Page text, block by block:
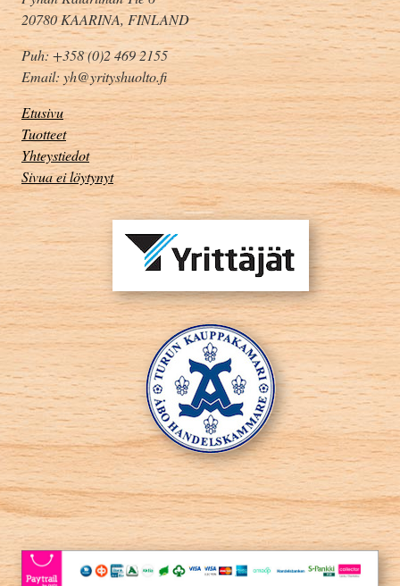
20780 KAARINA, FINLAND
Puh: +358 (0)2 469 2155
Email: yh@yrityshuolto.fi
Etusivu
Tuotteet
Yhteystiedot
Sivua ei löytynyt